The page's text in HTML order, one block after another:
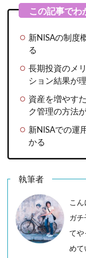
新NISAの制度
る
長期投資のメ
ション結果が
資産を増やす
ク管理の方法
新NISAでの運
かる
執筆者
こ
ガ
てや
めて